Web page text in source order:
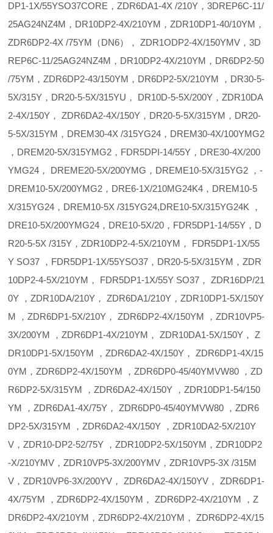
DP1-1X/55YSO37CORE，ZDR6DA1-4X /210Y，3DREP6C-11/
25AG24NZ4M，DR10DP2-4X/210YM，ZDR10DP1-40/10YM，
ZDR6DP2-4X /75YM（DN6）， ZDR1ODP2-4X/150YMV，3D
REP6C-11/25AG24NZ4M，DR10DP2-4X/210YM，DR6DP2-50
/75YM，ZDR6DP2-43/150YM，DR6DP2-5X/210YM ，DR30-5-
5X/315Y，DR20-5-5X/315YU， DR10D-5-5X/200Y，ZDR10DA
2-4X/150Y， ZDR6DA2-4X/150Y，DR20-5-5X/315YM，DR20-
5-5X/315YM，DREM30-4X /315YG24，DREM30-4X/100YMG2
，DREM20-5X/315YMG2，FDR5DPI-14/55Y，DRE30-4X/200
YMG24， DREME20-5X/200YMG，DREME10-5X/315YG2 ，-
DREM10-5X/200YMG2，DRE6-1X/210MG24K4，DREM10-5
X/315YG24，DREM10-5X /315YG24,DRE10-5X/315YG24K ，
DRE10-5X/200YMG24，DRE10-5X/20，FDR5DP1-14/55Y，D
R20-5-5X /315Y，ZDR10DP2-4-5X/210YM， FDR5DP1-1X/55
Y SO37 ，FDR5DP1-1X/55YSO37，DR20-5-5X/315YM，ZDR
10DP2-4-5X/210YM， FDR5DP1-1X/55Y SO37， ZDR16DP/21
0Y ，ZDR10DA/210Y， ZDR6DA1/210Y，ZDR10DP1-5X/150Y
M ，ZDR6DP1-5X/210Y， ZDR6DP2-4X/150YM ，ZDR10VP5-
3X/200YM ，ZDR6DP1-4X/210YM， ZDR10DA1-5X/150Y， Z
DR10DP1-5X/150YM ，ZDR6DA2-4X/150Y， ZDR6DP1-4X/15
0YM，ZDR6DP2-4X/150YM ，ZDR6DP0-45/40YMVW80 ，ZD
R6DP2-5X/315YM ，ZDR6DA2-4X/150Y ，ZDR10DP1-54/150
YM ，ZDR6DA1-4X/75Y， ZDR6DP0-45/40YMVW80 ，ZDR6
DP2-5X/315YM ，ZDR6DA2-4X/150Y ，ZDR10DA2-5X/210Y
V，ZDR10-DP2-52/75Y ，ZDR10DP2-5X/150YM，ZDR10DP2
-X/210YMV，ZDR10VP5-3X/200YMV，ZDR10VP5-3X /315M
V，ZDR10VP6-3X/200YV， ZDR6DA2-4X/150YV， ZDR6DP1-
4X/75YM ，ZDR6DP2-4X/150YM， ZDR6DP2-4X/210YM ，Z
DR6DP2-4X/210YM，ZDR6DP2-4X/210YM， ZDR6DP2-4X/15